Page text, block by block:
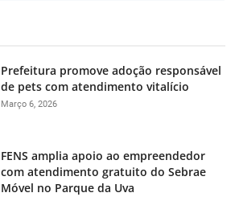
Prefeitura promove adoção responsável
de pets com atendimento vitalício
Março 6, 2026
FENS amplia apoio ao empreendedor
com atendimento gratuito do Sebrae
Móvel no Parque da Uva